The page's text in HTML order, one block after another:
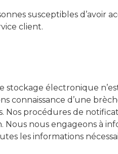
susceptibles d’avoir
client.
stockage électronique
connaissance d’une
Nos procédures de
Nous nous engageons à
les informations